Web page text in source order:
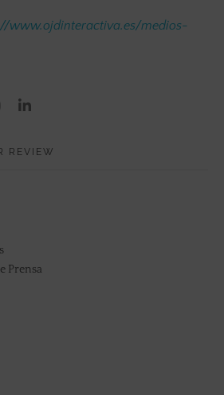
www.ojdinteractiva.es/medios-
REVIEW
Prensa